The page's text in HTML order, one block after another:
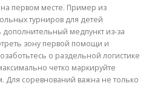
первом месте. Пример из
турниров для детей
медпункт из-за
зону первой помощи и
о раздельной логистике
четко маркируйте
Для соревнований важна не только